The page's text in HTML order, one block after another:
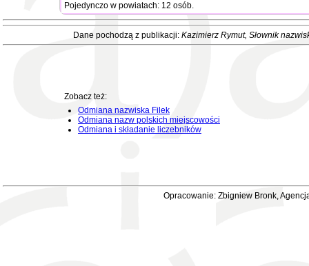
Pojedynczo w powiatach: 12 osób.
Dane pochodzą z publikacji: Kazimierz Rymut, Słownik
Zobacz też:
Odmiana nazwiska Filek
Odmiana nazw polskich miejscowości
Odmiana i składanie liczebników
Opracowanie: Zbigniew Bronk,